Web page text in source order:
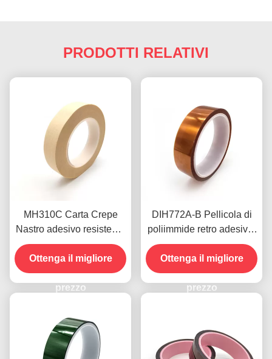
PRODOTTI RELATIVI
MH310C Carta Crepe
Nastro adesivo resistente
al calore 5.2 mil per il
processo di saldatura a
onde
Ottenga il migliore
prezzo
DIH772A-B Pellicola di
poliimmide retro adesiva,
nastro biadesivo in
poliimmide, alta
resistenza alla
temperatura
Ottenga il migliore
prezzo